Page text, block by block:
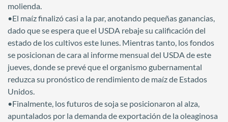
molienda.
•El maíz finalizó casi a la par, anotando pequeñas ganancias,
dado que se espera que el USDA rebaje su calificación del
estado de los cultivos este lunes. Mientras tanto, los fondos
se posicionan de cara al informe mensual del USDA de este
jueves, donde se prevé que el organismo gubernamental
reduzca su pronóstico de rendimiento de maíz de Estados
Unidos.
•Finalmente, los futuros de soja se posicionaron al alza,
apuntalados por la demanda de exportación de la oleaginosa